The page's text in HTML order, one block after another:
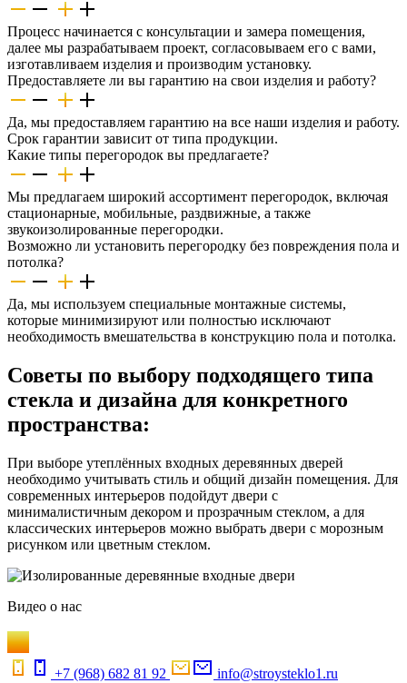
Процесс начинается с консультации и замера помещения,
далее мы разрабатываем проект, согласовываем его с вами,
изготавливаем изделия и производим установку.
Предоставляете ли вы гарантию на свои изделия и работу?
Да, мы предоставляем гарантию на все наши изделия и работу.
Срок гарантии зависит от типа продукции.
Какие типы перегородок вы предлагаете?
Мы предлагаем широкий ассортимент перегородок, включая
стационарные, мобильные, раздвижные, а также
звукоизолированные перегородки.
Возможно ли установить перегородку без повреждения пола и
потолка?
Да, мы используем специальные монтажные системы,
которые минимизируют или полностью исключают
необходимость вмешательства в конструкцию пола и потолка.
Советы по выбору подходящего типа
стекла и дизайна для конкретного
пространства:
При выборе утеплённых входных деревянных дверей
необходимо учитывать стиль и общий дизайн помещения. Для
современных интерьеров подойдут двери с
минималистичным декором и прозрачным стеклом, а для
классических интерьеров можно выбрать двери с морозным
рисунком или цветным стеклом.
Видео о нас
+7 (968) 682 81 92 info@stroysteklo1.ru